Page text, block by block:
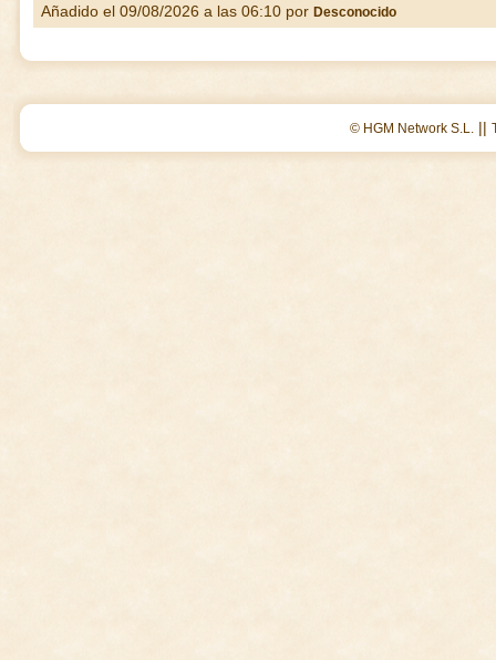
Añadido el 09/08/2026 a las 06:10 por Desconocido
© HGM Network S.L. ||